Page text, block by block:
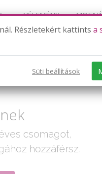
VÉLEMÉNY
csomagot,
hozzáférsz.
Részletekért kattints a
Süti beállítások